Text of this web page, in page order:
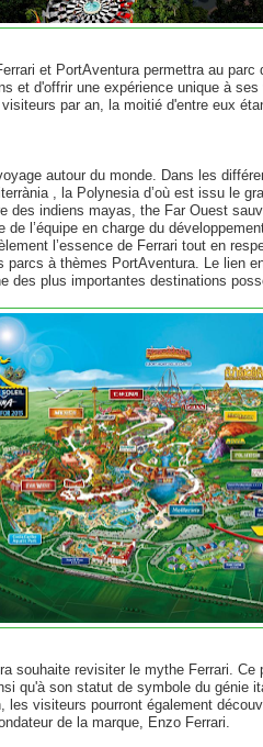
et PortAventura permettra au
et d'offrir une expérience unique à
par an, la moitié d'entre eux
autour du monde. Dans les
, la Polynesia d’où est issu le
des indiens mayas, the Far Ouest
l’équipe en charge du
l’essence de Ferrari tout en
à thèmes PortAventura. Le lien
des plus importantes destinations
souhaite revisiter le mythe Ferrari. Ce
qu'à son statut de symbole du génie
les visiteurs pourront également
de la marque, Enzo Ferrari.